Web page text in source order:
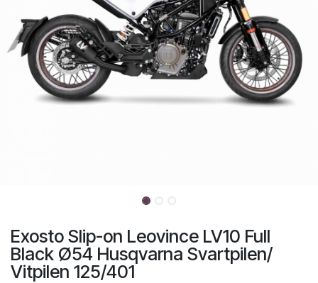
Exosto Slip-on Leovince LV10 Full
Black Ø54 Husqvarna Svartpilen/
Vitpilen 125/401